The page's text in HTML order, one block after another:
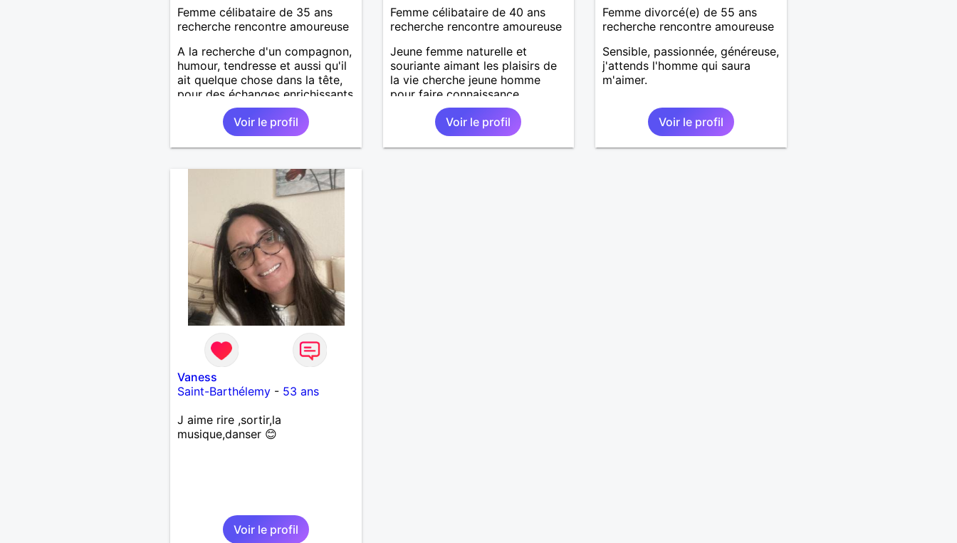
Femme célibataire de 35 ans
recherche rencontre amoureuse
A la recherche d'un compagnon,
humour, tendresse et aussi qu'il
ait quelque chose dans la tête,
pour des échanges enrichissants
et pourquoi ne pas vivre des
choses passionnantes
ensemble...
Voir le profil
Femme célibataire de 40 ans
recherche rencontre amoureuse
Jeune femme naturelle et
souriante aimant les plaisirs de
la vie cherche jeune homme
pour faire connaissance
Voir le profil
Femme divorcé(e) de 55 ans
recherche rencontre amoureuse
Sensible, passionnée, généreuse,
j'attends l'homme qui saura
m'aimer.
Voir le profil
Vaness
Saint-Barthélemy- 53 ans
J aime rire ,sortir,la
musique,danser 😊
Voir le profil